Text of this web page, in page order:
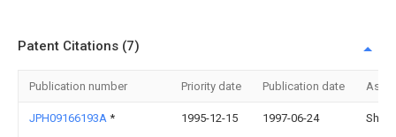
Patent Citations (7)
Publication number Priority date Publication date
JPH09166193A * 1995-12-15 1997-06-24